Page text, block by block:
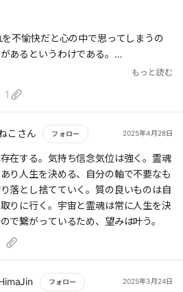
不愉快だと心の中で思ってしまうの
あるというわけである。
言葉を使う習慣を身につけるべきなの
必要なものを取り入れているから、心
になってしまうのだ。
知識を身につけると、かえって害にな
うことがある。
もっと読む
1
こさん フォロー 2025年4月28日
読む
在する。気持ち信念気位は強く。霊魂
り人生を決める、自分の軸で不要なも
落とし捨てていく。質の良いものは自
りに行く。宇宙と霊魂は常に人生を決
で繋がっているため、望みは叶う。
フォロー 2025年3月24日